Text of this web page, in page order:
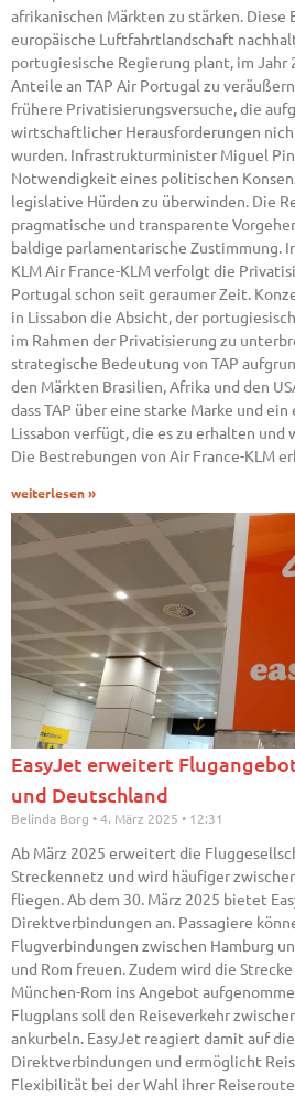
afrikanischen Märkten zu stärken.
europäische Luftfahrtlandschaft
portugiesische Regierung plant, im Jahr
Anteile an TAP Air Portugal zu
frühere Privatisierungsversuche, die
wirtschaftlicher Herausforderungen
wurden. Infrastrukturminister Miguel
Notwendigkeit eines politischen
legislative Hürden zu überwinden. Die
pragmatische und transparente
baldige parlamentarische Zustimmung.
KLM Air France-KLM verfolgt die
Portugal schon seit geraumer Zeit.
in Lissabon die Absicht, der
im Rahmen der Privatisierung zu
strategische Bedeutung von TAP
den Märkten Brasilien, Afrika und den
dass TAP über eine starke Marke und
Lissabon verfügt, die es zu erhalten
Die Bestrebungen von Air France-KLM
weiterlesen »
EasyJet erweitert
und Deutschland
Belinda Borg 4. März 2025 12:31
Ab März 2025 erweitert die
Streckennetz und wird häufiger
fliegen. Ab dem 30. März 2025 bietet
Direktverbindungen an. Passagiere
Flugverbindungen zwischen Hamburg
und Rom freuen. Zudem wird die
München-Rom ins Angebot
Flugplans soll den Reiseverkehr
ankurbeln. EasyJet reagiert damit auf
Direktverbindungen und ermöglicht
Flexibilität bei der Wahl ihrer